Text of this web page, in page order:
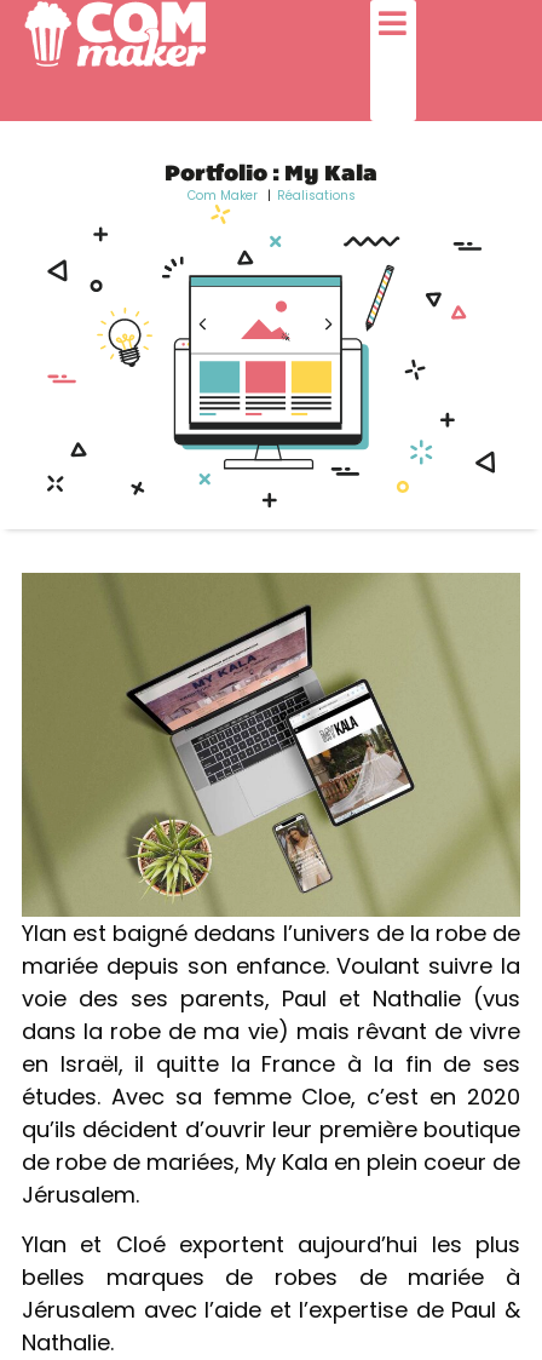
Portfolio : My Kala
Com Maker Réalisations
Ylan est baigné dedans l’univers de la robe de
mariée depuis son enfance. Voulant suivre la
voie des ses parents, Paul et Nathalie (vus
dans la robe de ma vie) mais rêvant de vivre
en Israël, il quitte la France à la fin de ses
études. Avec sa femme Cloe, c’est en 2020
qu’ils décident d’ouvrir leur première boutique
de robe de mariées, My Kala en plein coeur de
Jérusalem.
Ylan et Cloé exportent aujourd’hui les plus
belles marques de robes de mariée à
Jérusalem avec l’aide et l’expertise de Paul &
Nathalie.